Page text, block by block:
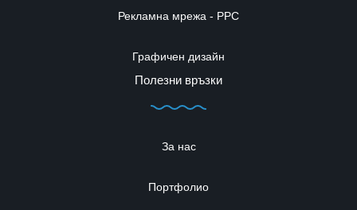
Рекламна мрежа - PPC
Графичен дизайн
Полезни връзки
За нас
Портфолио